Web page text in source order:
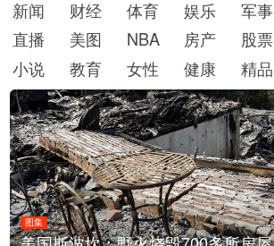
新闻 财经 体育 娱乐 军事
直播
美图 NBA 房产 股票
小说
教育 女性 健康 精品
图集